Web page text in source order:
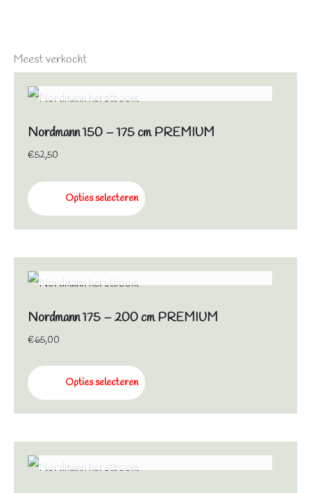
Meest verkocht
Nordmann 150 – 175 cm PREMIUM
€52,50
Opties selecteren
Nordmann 175 – 200 cm PREMIUM
€65,00
Opties selecteren